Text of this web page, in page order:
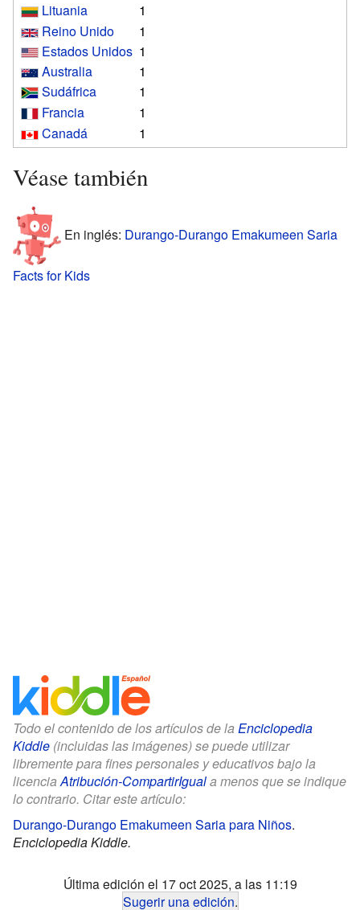
Lituania
1
Reino Unido
1
Estados Unidos 1
Australia
1
Sudáfrica
1
Francia
1
Canadá
1
Véase también
En inglés: Durango-Durango Emakumeen Saria
Facts for Kids
Todo el contenido de los artículos de la Enciclopedia
Kiddle (incluidas las imágenes) se puede utilizar
libremente para fines personales y educativos bajo la
licenciaAtribución-CompartirIguala menos que se indique
lo contrario. Citar este artículo:
Durango-Durango Emakumeen Saria para Niños.
Enciclopedia Kiddle.
Última edición el 17 oct 2025, a las 11:19
Sugerir una edición.